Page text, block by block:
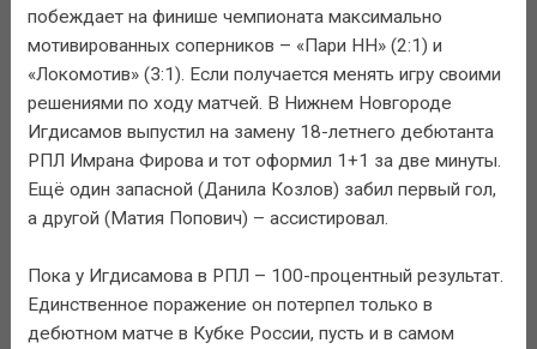
побеждает на финише чемпионата максимально
мотивированных соперников – «Пари НН» (2:1) и
«Локомотив» (3:1). Если получается менять игру своими
решениями по ходу матчей. В Нижнем Новгороде
Игдисамов выпустил на замену 18-летнего дебютанта
РПЛ Имрана Фирова и тот оформил 1+1 за две минуты.
Ещё один запасной (Данила Козлов) забил первый гол,
а другой (Матия Попович) – ассистировал.
Пока у Игдисамова в РПЛ – 100-процентный результат.
Единственное поражение он потерпел только в
дебютном матче в Кубке России, пусть и в самом